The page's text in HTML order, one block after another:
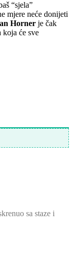
“sjela”
mjere neće donijeti
Horner je čak
koja će sve
sa staze i